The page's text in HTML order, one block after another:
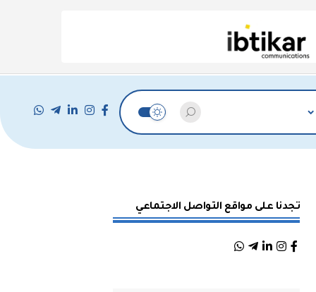
تجدنا على مواقع التواصل الاجتماعي